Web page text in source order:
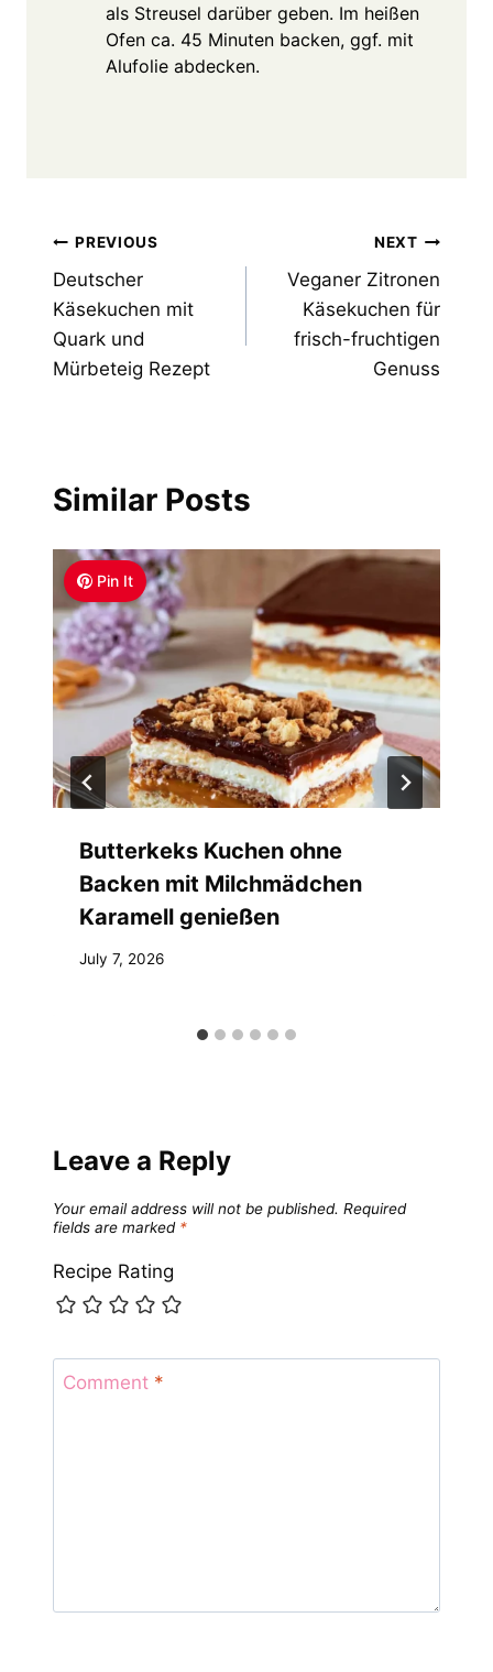
als Streusel darüber geben. Im heißen
Ofen ca. 45 Minuten backen, ggf. mit
Alufolie abdecken.
Post
navigation
PREVIOUS
Deutscher
Käsekuchen mit
Quark und
Mürbeteig Rezept
NEXT
Veganer Zitronen
Käsekuchen für
frisch-fruchtigen
Genuss
Similar Posts
Pin It
Butterkeks Kuchen ohne
Backen mit Milchmädchen
Karamell genießen
July 7, 2026
Leave a Reply
Your email address will not be published. Required
fields are marked *
Recipe Rating
Comment *